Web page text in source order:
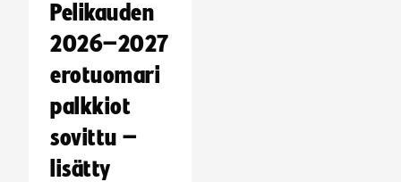
Pelikauden
2026–2027
erotuomari
palkkiot
sovittu –
lisätty